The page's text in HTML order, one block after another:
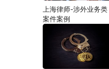
上海律师-涉外业务类
案件案例